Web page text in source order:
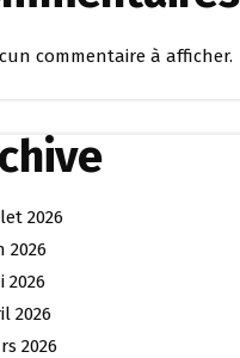
commentaire à afficher.
2026
2026
2026
2026
2026